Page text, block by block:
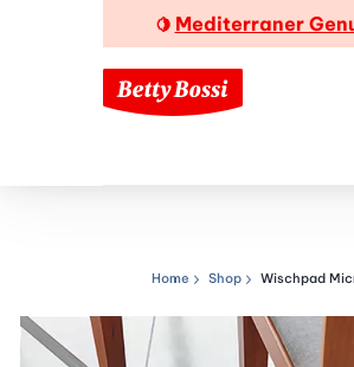
🍋 Mediterraner
Navigationspfad
Home Shop Wischpad